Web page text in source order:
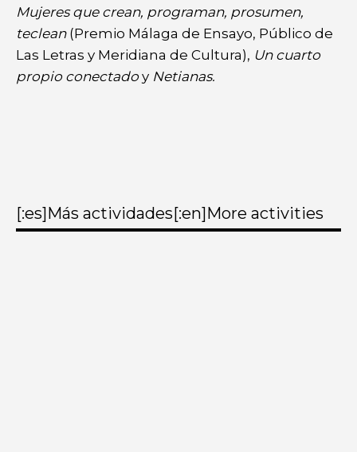
Mujeres que crean, programan, prosumen,
teclean(Premio Málaga de Ensayo, Público de
Las Letras y Meridiana de Cultura), Un cuarto
propio conectadoy Netianas.
[:es]Más actividades[:en]More activities